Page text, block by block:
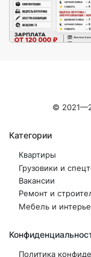
©
Категории
Квартиры
Грузовики и
Вакансии
Ремонт и
Мебель и
Политика